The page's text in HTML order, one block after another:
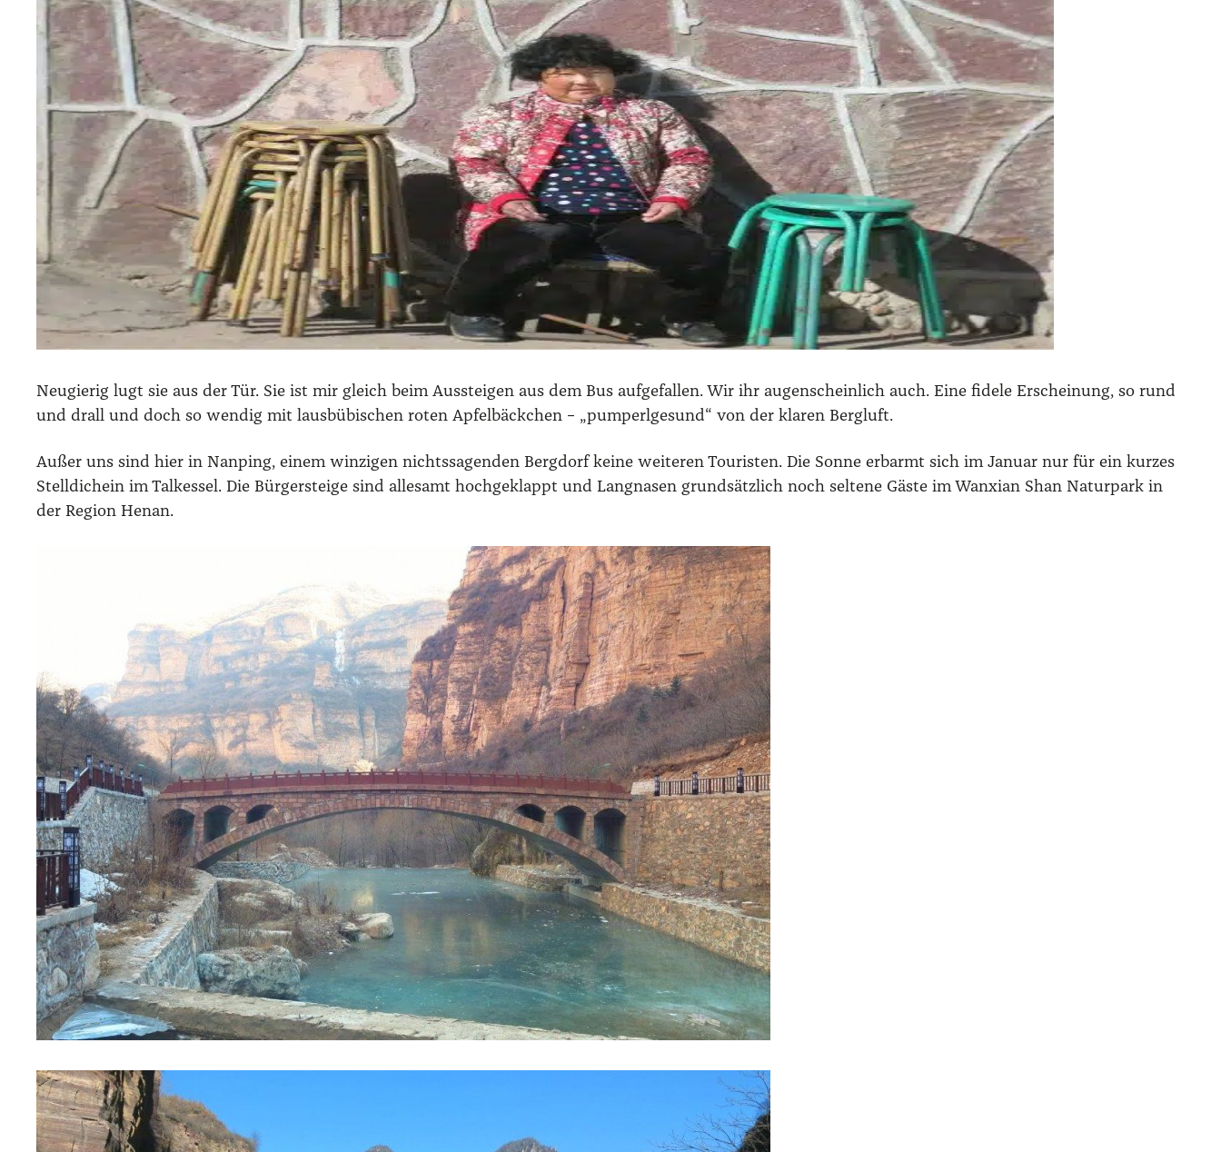
Neu­gie­rig lugt sie aus der Tür. Sie ist mir gleich beim Aus­stei­gen aus dem Bus auf­ge­fal­len. Wir ihr augen­schein­lich auch. Eine fide­le Erschei­nung, so rund
und drall und doch so wen­dig mit laus­bü­bi­schen roten Apfel­bäck­chen – „pum­perl­ge­sund“ von der kla­ren Berg­luft.
Außer uns sind hier in Nan­ping, einem win­zi­gen nichts­sa­gen­den Berg­dorf kei­ne wei­te­ren Tou­ris­ten. Die Son­ne erbarmt sich im Janu­ar nur für ein kur­zes
Stell­dich­ein im Tal­kes­sel. Die Bür­ger­stei­ge sind alle­samt hoch­ge­klappt und Lang­na­sen grund­sätz­lich noch sel­te­ne Gäs­te im Wanxi­an Shan Natur­park in
der Regi­on Hen­an.